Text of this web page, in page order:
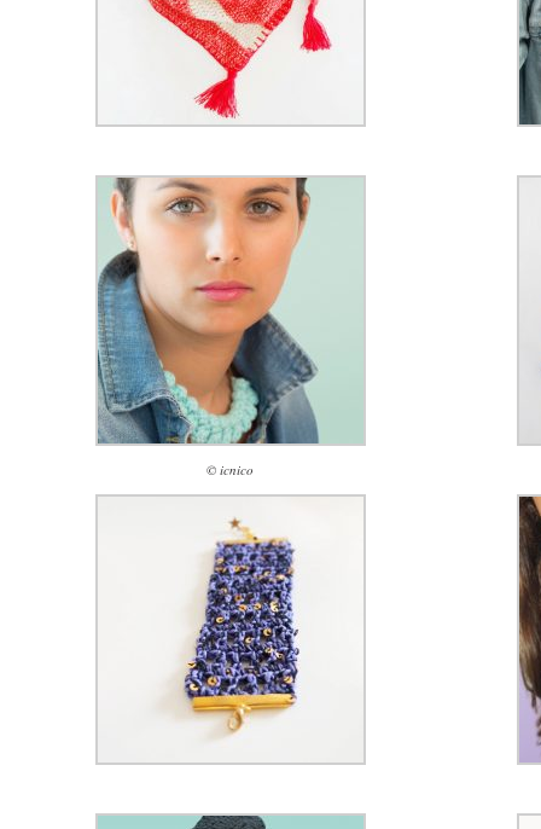
© icnico